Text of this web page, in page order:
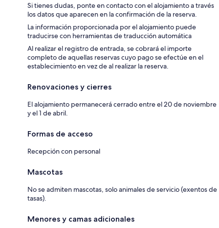
Si tienes dudas, ponte en contacto con el alojamiento a través
los datos que aparecen en la confirmación de la reserva.
La información proporcionada por el alojamiento puede
traducirse con herramientas de traducción automática
Al realizar el registro de entrada, se cobrará el importe
completo de aquellas reservas cuyo pago se efectúe en el
establecimiento en vez de al realizar la reserva.
Renovaciones y cierres
El alojamiento permanecerá cerrado entre el 20 de noviembre
y el 1 de abril.
Formas de acceso
Recepción con personal
Mascotas
No se admiten mascotas, solo animales de servicio (exentos de
tasas).
Menores y camas adicionales